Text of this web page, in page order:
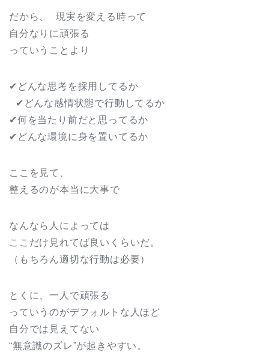
だから、 現実を変える時って
自分なりに頑張る
っていうことより
✔︎どんな思考を採用してるか
✔︎どんな感情状態で行動してるか
✔︎何を当たり前だと思ってるか
✔︎どんな環境に身を置いてるか
ここを見て、
整えるのが本当に大事で
なんなら人によっては
ここだけ見れてば良いくらいだ。
（もちろん適切な行動は必要）
とくに、一人で頑張る
っていうのがデフォルトな人ほど
自分では見えてない
“無意識のズレ”が起きやすい。